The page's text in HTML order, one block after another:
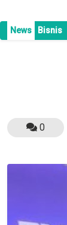
News Bisnis
0